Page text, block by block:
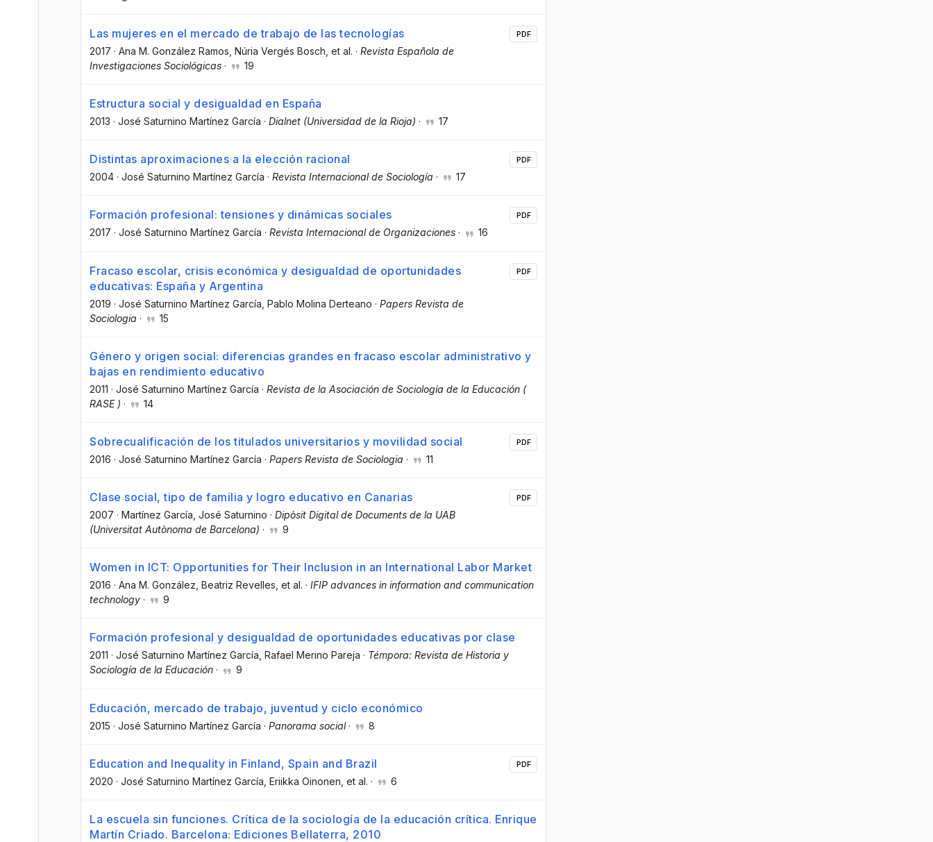
Las mujeres en el mercado de trabajo de las tecnologías
2017 · Ana M. González Ramos , Núria Vergés Bosch , et al. · Revista Española de
Investigaciones Sociológicas · 19
PDF
Estructura social y desigualdad en España
2013 · José Saturnino Martínez García · Dialnet (Universidad de la Rioja) · 17
Distintas aproximaciones a la elección racional
2004 · José Saturnino Martínez García · Revista Internacional de Sociología · 17
PDF
Formación profesional: tensiones y dinámicas sociales
2017 · José Saturnino Martínez García · Revista Internacional de Organizaciones · 16
PDF
Fracaso escolar, crisis económica y desigualdad de oportunidades
educativas: España y Argentina
2019 · José Saturnino Martínez García , Pablo Molina Derteano · Papers Revista de
Sociologia · 15
PDF
Género y origen social: diferencias grandes en fracaso escolar administrativo y
bajas en rendimiento educativo
2011 · José Saturnino Martínez García · Revista de la Asociación de Sociología de la Educación (
RASE ) · 14
Sobrecualificación de los titulados universitarios y movilidad social
2016 · José Saturnino Martínez García · Papers Revista de Sociologia · 11
PDF
Clase social, tipo de familia y logro educativo en Canarias
2007 · Martínez García, José Saturnino · Dipòsit Digital de Documents de la UAB
(Universitat Autònoma de Barcelona) · 9
PDF
Women in ICT: Opportunities for Their Inclusion in an International Labor Market
2016 · Ana M. González , Beatriz Revelles , et al. · IFIP advances in information and communication
technology · 9
Formación profesional y desigualdad de oportunidades educativas por clase
2011 · José Saturnino Martínez García, Rafael Merino Pareja · Témpora: Revista de Historia y
Sociología de la Educación · 9
Educación, mercado de trabajo, juventud y ciclo económico
2015 · José Saturnino Martínez García · Panorama social· 8
Education and Inequality in Finland, Spain and Brazil
2020 · José Saturnino Martínez García , Eriikka Oinonen , et al. · 6
PDF
La escuela sin funciones. Crítica de la sociología de la educación crítica. Enrique
Martín Criado. Barcelona: Ediciones Bellaterra, 2010